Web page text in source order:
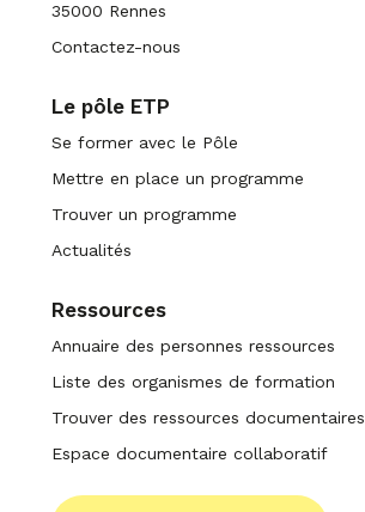
35000 Rennes
Contactez-nous
Le pôle ETP
Se former avec le Pôle
Mettre en place un programme
Trouver un programme
Actualités
Ressources
Annuaire des personnes ressources
Liste des organismes de formation
Trouver des ressources documentaires
Espace documentaire collaboratif